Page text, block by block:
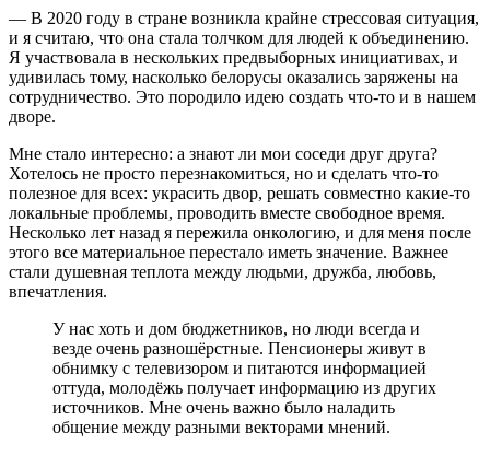
— В 2020 году в стране возникла крайне стрессовая ситуация,
и я считаю, что она стала толчком для людей к объединению.
Я участвовала в нескольких предвыборных инициативах, и
удивилась тому, насколько белорусы оказались заряжены на
сотрудничество. Это породило идею создать что-то и в нашем
дворе.
Мне стало интересно: а знают ли мои соседи друг друга?
Хотелось не просто перезнакомиться, но и сделать что-то
полезное для всех: украсить двор, решать совместно какие-то
локальные проблемы, проводить вместе свободное время.
Несколько лет назад я пережила онкологию, и для меня после
этого все материальное перестало иметь значение. Важнее
стали душевная теплота между людьми, дружба, любовь,
впечатления.
У нас хоть и дом бюджетников, но люди всегда и
везде очень разношёрстные. Пенсионеры живут в
обнимку с телевизором и питаются информацией
оттуда, молодёжь получает информацию из других
источников. Мне очень важно было наладить
общение между разными векторами мнений.